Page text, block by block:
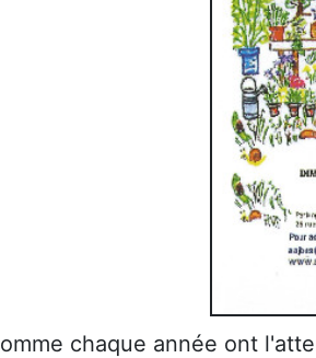
omme chaque année ont